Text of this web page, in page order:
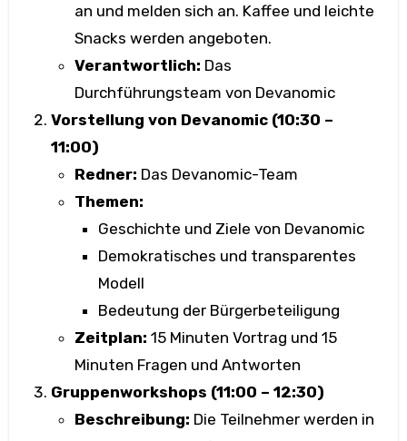
an und melden sich an. Kaffee und leichte
Snacks werden angeboten.
Verantwortlich: Das
Durchführungsteam von Devanomic
Vorstellung von Devanomic (10:30 –
11:00)
Redner: Das Devanomic-Team
Themen:
Geschichte und Ziele von Devanomic
Demokratisches und transparentes
Modell
Bedeutung der Bürgerbeteiligung
Zeitplan: 15 Minuten Vortrag und 15
Minuten Fragen und Antworten
Gruppenworkshops (11:00 – 12:30)
Beschreibung: Die Teilnehmer werden in